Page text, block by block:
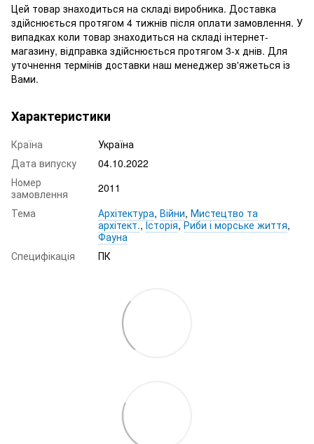
Цей товар знаходиться на складі виробника. Доставка
здійснюється протягом 4 тижнів після оплати замовлення. У
випадках коли товар знаходиться на складі інтернет-
магазину, відправка здійснюється протягом 3-х днів. Для
уточнення термінів доставки наш менеджер зв'яжеться із
Вами.
Характеристики
Країна
Україна
Дата випуску
04.10.2022
Номер
замовлення
2011
Тема
Архітектура, Війни, Мистецтво та
архітект.,Історія,Риби і морське життя,
Фауна
Специфікація
ПК